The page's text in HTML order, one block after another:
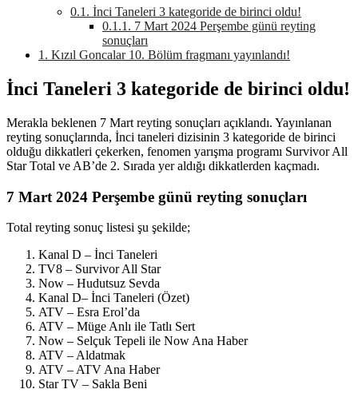
0.1. İnci Taneleri 3 kategoride de birinci oldu!
0.1.1. 7 Mart 2024 Perşembe günü reyting
sonuçları
1. Kızıl Goncalar 10. Bölüm fragmanı yayınlandı!
İnci Taneleri 3 kategoride de birinci oldu!
Merakla beklenen 7 Mart reyting sonuçları açıklandı. Yayınlanan
reyting sonuçlarında, İnci taneleri dizisinin 3 kategoride de birinci
olduğu dikkatleri çekerken, fenomen yarışma programı Survivor All
Star Total ve AB’de 2. Sırada yer aldığı dikkatlerden kaçmadı.
7 Mart 2024 Perşembe günü reyting sonuçları
Total reyting sonuç listesi şu şekilde;
Kanal D – İnci Taneleri
TV8 – Survivor All Star
Now – Hudutsuz Sevda
Kanal D– İnci Taneleri (Özet)
ATV – Esra Erol’da
ATV – Müge Anlı ile Tatlı Sert
Now – Selçuk Tepeli ile Now Ana Haber
ATV – Aldatmak
ATV – ATV Ana Haber
Star TV – Sakla Beni